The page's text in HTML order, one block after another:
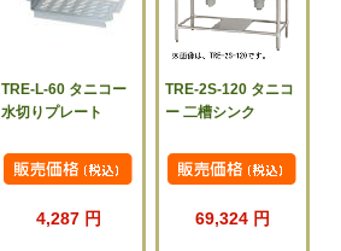
TRE-L-60 タニコー
水切りプレート
4,287 円
TRE-2S-120 タニコ
ー 二槽シンク
69,324 円